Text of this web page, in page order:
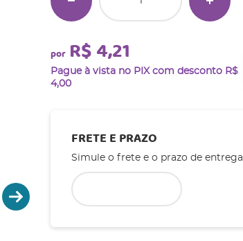
por R$ 4,21
Pague à vista no PIX com desconto R$
4,00
FRETE E PRAZO
Simule o frete e o prazo de